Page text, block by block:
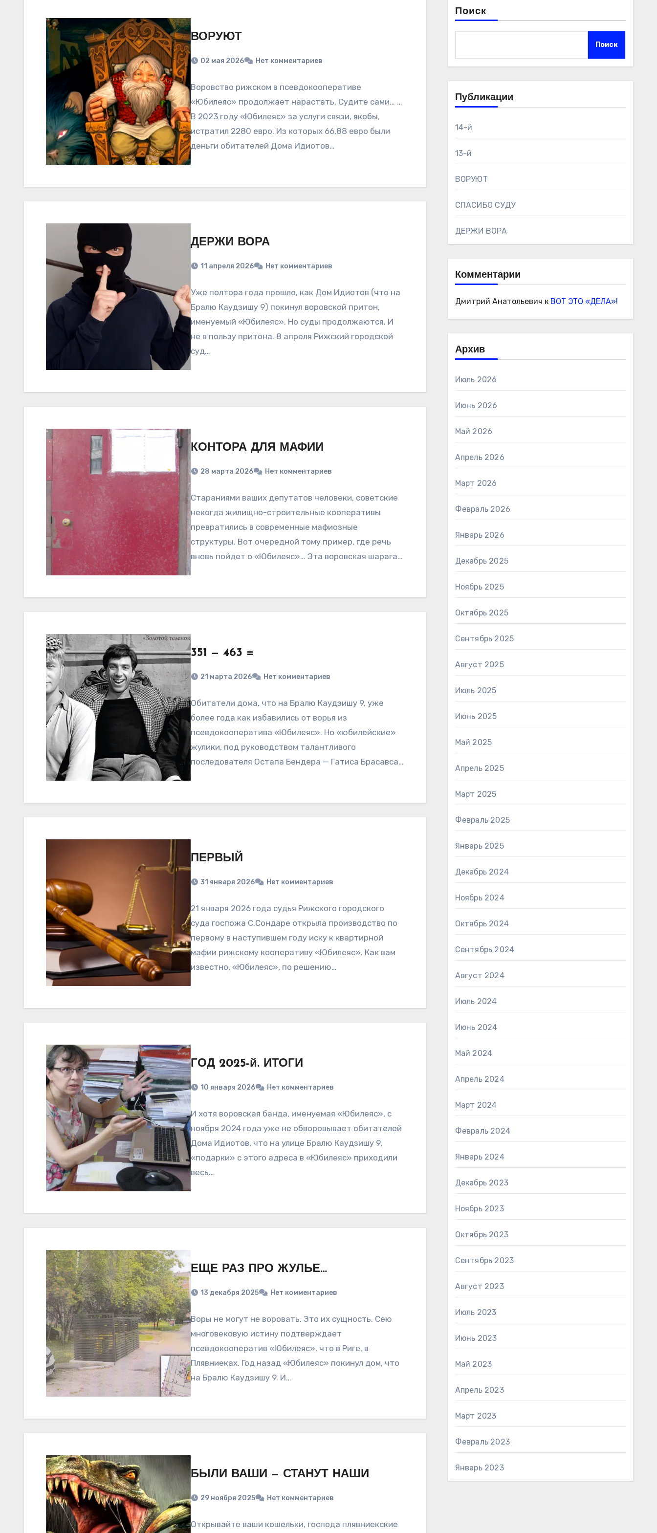
ВОРУЮТ
02 мая 2026 Нет комментариев
Воровство рижском в псевдокооперативе
«Юбилеяс» продолжает нарастать. Судите сами… …
В 2023 году «Юбилеяс» за услуги связи, якобы,
истратил 2280 евро. Из которых 66,88 евро были
деньги обитателей Дома Идиотов…
ДЕРЖИ ВОРА
11 апреля 2026 Нет комментариев
Уже полтора года прошло, как Дом Идиотов (что на
Бралю Каудзишу 9) покинул воровской притон,
именуемый «Юбилеяс». Но суды продолжаются. И
не в пользу притона. 8 апреля Рижский городской
суд…
КОНТОРА ДЛЯ МАФИИ
28 марта 2026 Нет комментариев
Стараниями ваших депутатов человеки, советские
некогда жилищно-строительные кооперативы
превратились в современные мафиозные
структуры. Вот очередной тому пример, где речь
вновь пойдет о «Юбилеяс»… Эта воровская шарага
разместилась в 5-комнатной квартире,…
351 — 463 =
21 марта 2026 Нет комментариев
Обитатели дома, что на Бралю Каудзишу 9, уже
более года как избавились от ворья из
псевдокооператива «Юбилеяс». Но «юбилейские»
жулики, под руководством талантливого
последователя Остапа Бендера — Гатиса Брасавса,
ПЕРВЫЙ
31 января 2026 Нет комментариев
21 января 2026 года судья Рижского городского
суда госпожа С.Сондаре открыла производство по
первому в наступившем году иску к квартирной
мафии рижскому кооперативу «Юбилеяс». Как вам
известно, «Юбилеяс», по решению…
ГОД 2025-й. ИТОГИ
10 января 2026 Нет комментариев
И хотя воровская банда, именуемая «Юбилеяс», с
ноября 2024 года уже не обворовывает обитателей
Дома Идиотов, что на улице Бралю Каудзишу 9,
«подарки» с этого адреса в «Юбилеяс» приходили
весь…
ЕЩЕ РАЗ ПРО ЖУЛЬЕ…
13 декабря 2025 Нет комментариев
Воры не могут не воровать. Это их сущность. Сею
многовековую истину подтверждает
псевдокооператив «Юбилеяс», что в Риге, в
Плявниеках. Год назад «Юбилеяс» покинул дом, что
на Бралю Каудзишу 9. И…
БЫЛИ ВАШИ — СТАНУТ НАШИ
29 ноября 2025 Нет комментариев
Открывайте ваши кошельки, господа плявниекские
Поиск
Поиск
Публикации
14-й
13-й
ВОРУЮТ
СПАСИБО СУДУ
ДЕРЖИ ВОРА
Комментарии
Дмитрий Анатольевич к ВОТ ЭТО «ДЕЛА»!
Архив
Июль 2026
Июнь 2026
Май 2026
Апрель 2026
Март 2026
Февраль 2026
Январь 2026
Декабрь 2025
Ноябрь 2025
Октябрь 2025
Сентябрь 2025
Август 2025
Июль 2025
Июнь 2025
Май 2025
Апрель 2025
Март 2025
Февраль 2025
Январь 2025
Декабрь 2024
Ноябрь 2024
Октябрь 2024
Сентябрь 2024
Август 2024
Июль 2024
Июнь 2024
Май 2024
Апрель 2024
Март 2024
Февраль 2024
Январь 2024
Декабрь 2023
Ноябрь 2023
Октябрь 2023
Сентябрь 2023
Август 2023
Июль 2023
Июнь 2023
Май 2023
Апрель 2023
Март 2023
Февраль 2023
Январь 2023